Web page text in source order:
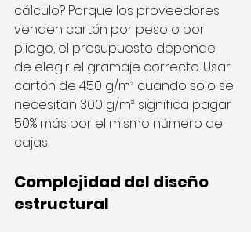
cálculo? Porque los proveedores
venden cartón por peso o por
pliego, el presupuesto depende
de elegir el gramaje correcto. Usar
cartón de 450 g/m² cuando solo se
necesitan 300 g/m² significa pagar
50% más por el mismo número de
cajas.
Complejidad del diseño
estructural